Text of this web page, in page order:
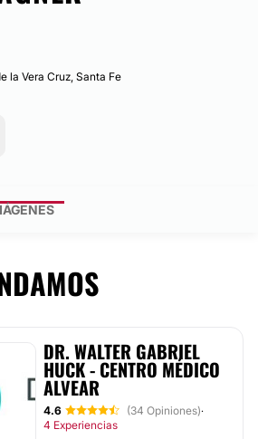
la Vera Cruz, Santa Fe
DR. WALTER GABRIEL
HUCK - CENTRO MÉDICO
ALVEAR
4.6 (34 Opiniones)·
4 Experiencias